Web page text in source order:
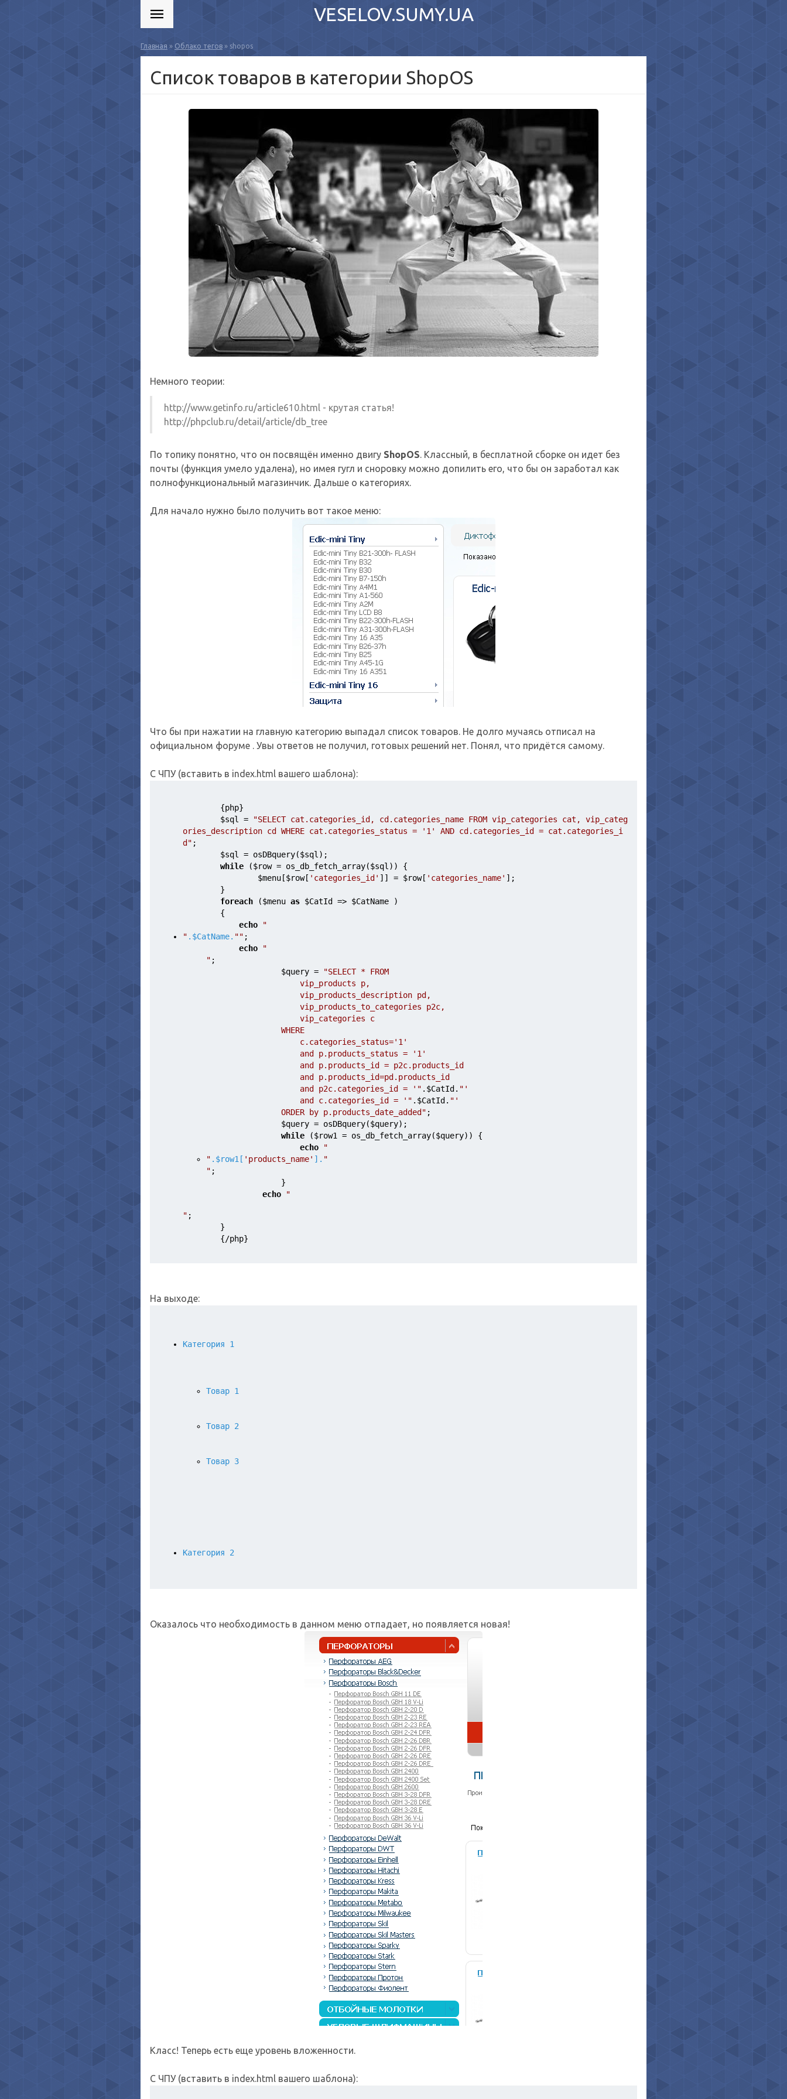
VESELOV.SUMY.UA
Главная » Облако тегов » shopos
Список товаров в категории ShopOS
Немного теории:
http://www.getinfo.ru/article610.html - крутая статья!
http://phpclub.ru/detail/article/db_tree
По топику понятно, что он посвящён именно двигу ShopOS. Классный, в бесплатной сборке он идет без
почты (функция умело удалена), но имея гугл и сноровку можно допилить его, что бы он заработал как
полнофункциональный магазинчик. Дальше о категориях.
Для начало нужно было получить вот такое меню:
Что бы при нажатии на главную категорию выпадал список товаров. Не долго мучаясь отписал на
официальном форуме . Увы ответов не получил, готовых решений нет. Понял, что придётся самому.
С ЧПУ (вставить в index.html вашего шаблона):
        {php}
$sql
=
"SELECT cat.categories_id, cd.categories_name FROM vip_categories cat, vip_categ
ories_description cd WHERE cat.categories_status = '1' AND cd.categories_id = cat.categories_i
d" ;
$sql
= osDBquery($sql );
while ($row = os_db_fetch_array($sql )) {
$menu [$row[ 'categories_id' ]] = $row[ 'categories_name' ];
        }
foreach ($menu as $CatId => $CatName )
        {
echo
"
" . $CatName. "" ;
echo
"
" ;
$query =
"SELECT * FROM
                    vip_products p,
                    vip_products_description pd,
                    vip_products_to_categories p2c,
                    vip_categories c
                WHERE
                    c.categories_status='1'
                    and p.products_status = '1'
                    and p.products_id = p2c.products_id
                    and p.products_id=pd.products_id
                    and p2c.categories_id = '"
. $CatId . "'
                    and c.categories_id = '"
. $CatId . "'
                ORDER by p.products_date_added"
;
$query = osDBquery($query);
while ($row1 = os_db_fetch_array($query)) {
echo
"
" . $row1 [ 'products_name' ]. "
" ;
                }
echo
"
" ;
        }
        {/php}
На выходе:
Категория 1
Товар 1
Товар 2
Товар 3
Категория 2
Оказалось что необходимость в данном меню отпадает, но появляется новая!
Класс! Теперь есть еще уровень вложенности.
С ЧПУ (вставить в index.html вашего шаблона):